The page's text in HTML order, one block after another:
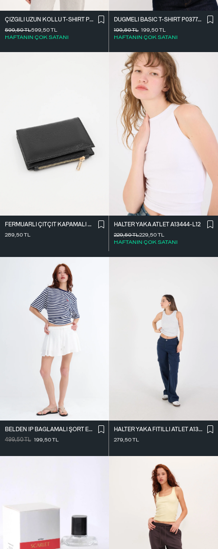
ÇIZGILI UZUN KOLLU T-SHIRT P10522
599,50TL
HAFTANIN ÇOK SATANI
599,50TL
DÜĞMELI BASIC T-SHIRT P0377-K12
199,50TL
HAFTANIN ÇOK SATANI
199,50TL
FERMUARLI ÇITÇIT KAPAMALI CÜZDAN CZDN118-F6
289,50TL
HALTER YAKA ATLET A13444-L12
229,50TL
HAFTANIN ÇOK SATANI
229,50TL
BELDEN İ̇P BAĞLAMALI ŞORT ETEK Ş16072-L7
499,50TL 199,50TL
HALTER YAKA FITILLI ATLET A13294-L7
279,50TL